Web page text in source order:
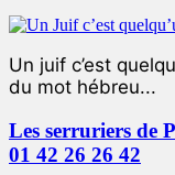
Un juif c’est
du mot hébreu...
Les serruriers de
01 42 26 26 42